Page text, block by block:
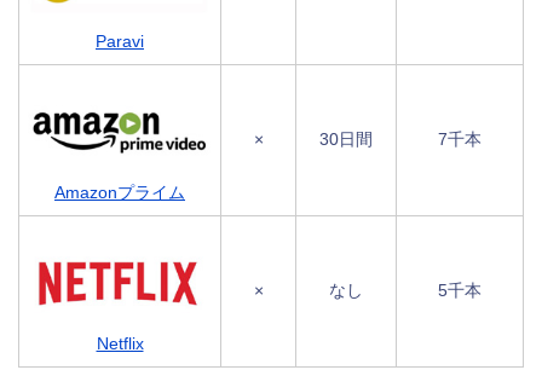
Paravi
Amazonプライム
× 30日間 7千本
Netflix
× なし 5千本